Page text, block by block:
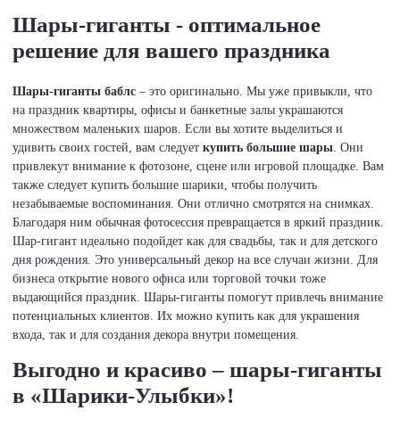
Шары-гиганты - оптимальное
решение для вашего праздника
Шары-гиганты баблс – это оригинально. Мы уже привыкли, что
на праздник квартиры, офисы и банкетные залы украшаются
множеством маленьких шаров. Если вы хотите выделиться и
удивить своих гостей, вам следует купить большие шары . Они
привлекут внимание к фотозоне, сцене или игровой площадке. Вам
также следует купить большие шарики, чтобы получить
незабываемые воспоминания. Они отлично смотрятся на снимках.
Благодаря ним обычная фотосессия превращается в яркий праздник.
Шар-гигант идеально подойдет как для свадьбы, так и для детского
дня рождения. Это универсальный декор на все случаи жизни. Для
бизнеса открытие нового офиса или торговой точки тоже
выдающийся праздник. Шары-гиганты помогут привлечь внимание
потенциальных клиентов. Их можно купить как для украшения
входа, так и для создания декора внутри помещения.
Выгодно и красиво – шары-гиганты
в «Шарики-Улыбки»!